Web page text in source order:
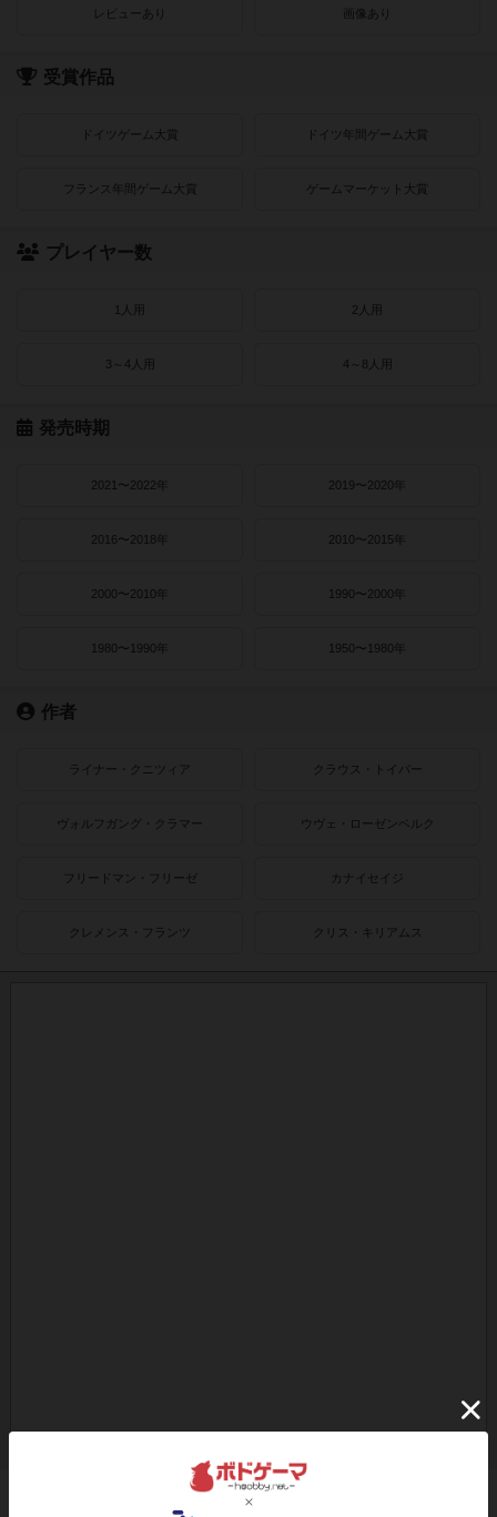
レビューあり 画像あり
受賞作品
ドイツゲーム大賞 ドイツ年間ゲーム大賞
フランス年間ゲーム大賞 ゲームマーケット大賞
プレイヤー数
1人用 2人用
3～4人用 4～8人用
発売時期
2021〜2022年 2019〜2020年
2016〜2018年 2010〜2015年
2000〜2010年 1990〜2000年
1980〜1990年 1950〜1980年
作者
ライナー・クニツィア クラウス・トイバー
ヴォルフガング・クラマー ウヴェ・ローゼンベルク
フリードマン・フリーゼ カナイセイジ
クレメンス・フランツ クリス・キリアムス
ボドゲーマのアプリ版はこちら